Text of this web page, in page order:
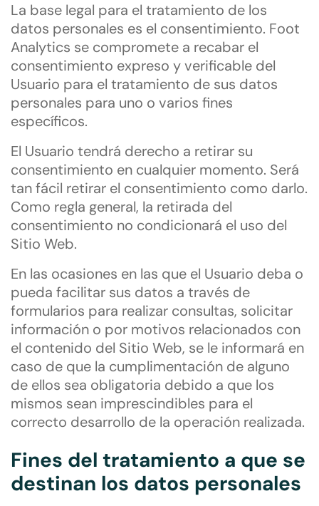
La base legal para el tratamiento de los
datos personales es el consentimiento. Foot
Analytics se compromete a recabar el
consentimiento expreso y verificable del
Usuario para el tratamiento de sus datos
personales para uno o varios fines
específicos.
El Usuario tendrá derecho a retirar su
consentimiento en cualquier momento. Será
tan fácil retirar el consentimiento como darlo.
Como regla general, la retirada del
consentimiento no condicionará el uso del
Sitio Web.
En las ocasiones en las que el Usuario deba o
pueda facilitar sus datos a través de
formularios para realizar consultas, solicitar
información o por motivos relacionados con
el contenido del Sitio Web, se le informará en
caso de que la cumplimentación de alguno
de ellos sea obligatoria debido a que los
mismos sean imprescindibles para el
correcto desarrollo de la operación realizada.
Fines del tratamiento a que se
destinan los datos personales